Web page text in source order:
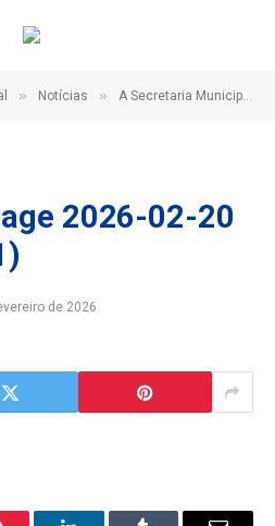
» Notícias » A Secretaria Municipal de Saúde recebeu a carreta da Unidade Móvel de Mamografia
2026-02-20
de 2026